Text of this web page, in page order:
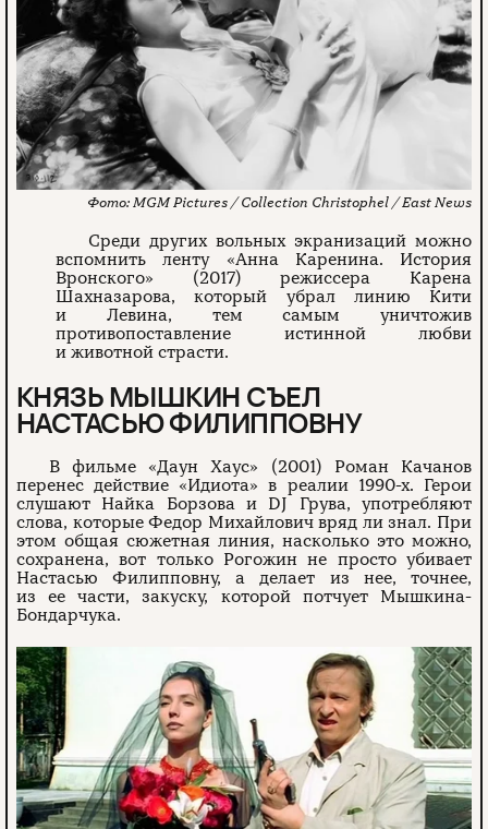
MGM Pictures / Collection Christophel / East News
Среди других вольных экранизаций можно
вспомнить ленту «Анна Каренина. История
Вронского» (2017) режиссера Карена
Шахназарова, который убрал линию Кити
и Левина, тем самым уничтожив
противопоставление истинной любви
и животной страсти.
КНЯЗЬ МЫШКИН СЪЕЛ
НАСТАСЬЮ ФИЛИППОВНУ
В фильме «Даун Хаус» (2001) Роман Качанов
перенес действие «Идиота» в реалии 1990-х. Герои
слушают Найка Борзова и DJ Грува, употребляют
слова, которые Федор Михайлович вряд ли знал. При
этом общая сюжетная линия, насколько это можно,
сохранена, вот только Рогожин не просто убивает
Настасью Филипповну, а делает из нее, точнее,
из ее части, закуску, которой потчует Мышкина-
Бондарчука.